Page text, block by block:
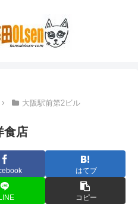
大阪駅前第2ビル
食店
はてブ
コピー